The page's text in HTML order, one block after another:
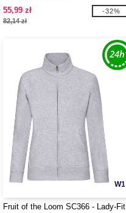
55,99 zł
82,14 zł
-32%
W1
Fruit of the Loom SC366 - Lady-Fit